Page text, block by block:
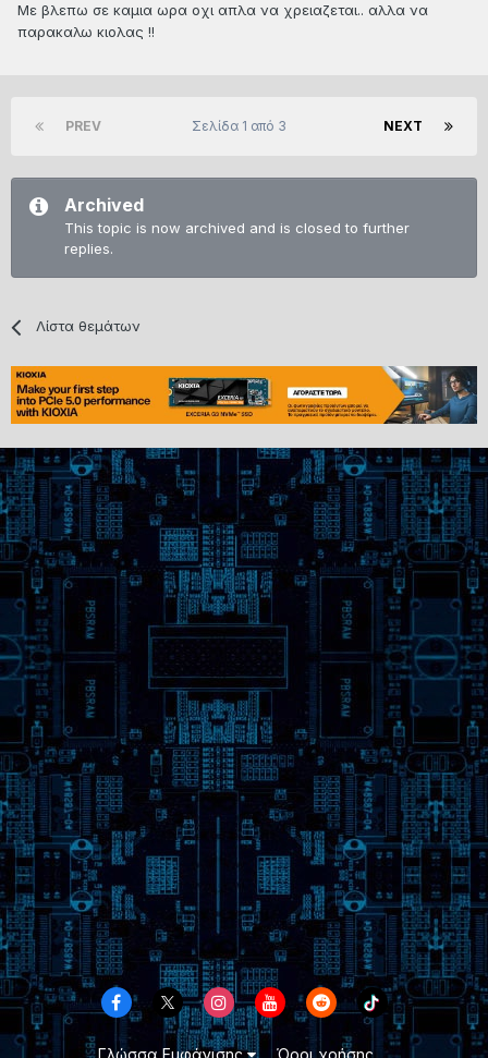
Με βλεπω σε καμια ωρα οχι απλα να χρειαζεται.. αλλα να
παρακαλω κιολας !!
PREV NEXT
Σελίδα 1 από 3
Archived
This topic is now archived and is closed to further
replies.
Λίστα θεμάτων
Γλώσσα Εμφάνισης Όροι χρήσης